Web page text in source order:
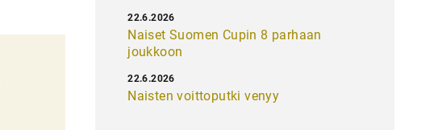
Naiset Suomen Cupin 8 parhaan
joukkoon
22.6.2026
Naisten voittoputki venyy
22.6.2026